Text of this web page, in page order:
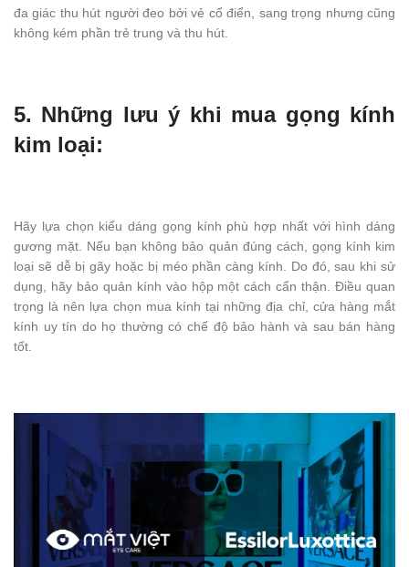
đa giác thu hút người đeo bởi vẻ cổ điển, sang trọng nhưng cũng
không kém phần trẻ trung và thu hút.
5. Những lưu ý khi mua gọng kính
kim loại:
Hãy lựa chọn kiểu dáng gọng kính phù hợp nhất với hình dáng
gương mặt. Nếu bạn không bảo quản đúng cách, gọng kính kim
loại sẽ dễ bị gãy hoặc bị méo phần càng kính. Do đó, sau khi sử
dụng, hãy bảo quản kính vào hộp một cách cẩn thận. Điều quan
trọng là nên lựa chọn mua kính tại những địa chỉ, cửa hàng mắt
kính uy tín do họ thường có chế độ bảo hành và sau bán hàng
tốt.